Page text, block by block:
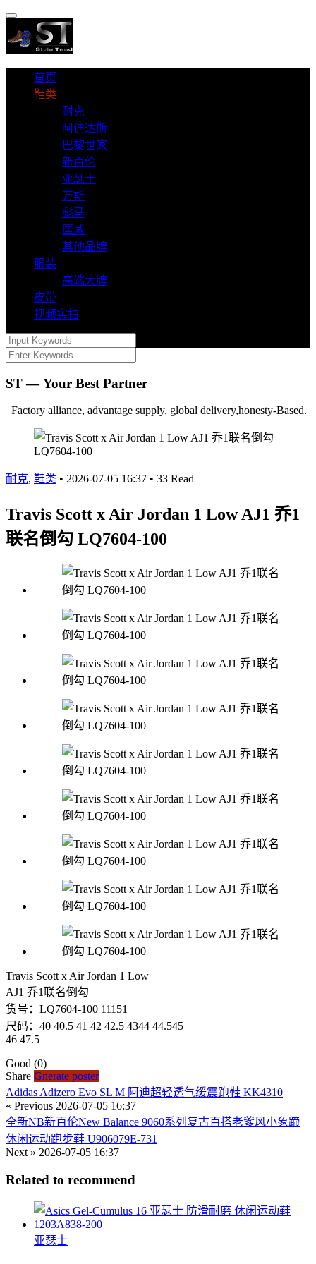
首页
鞋类
耐克
阿迪达斯
巴黎世家
新百伦
亚瑟士
万斯
彪马
匡威
其他品牌
服装
高端大牌
皮带
视频实拍
ST — Your Best Partner
Factory alliance, advantage supply, global delivery,honesty-Based.
耐克, 鞋类 • 2026-07-05 16:37 • 33 Read
Travis Scott x Air Jordan 1 Low AJ1 乔1
联名倒勾 LQ7604-100
Travis Scott x Air Jordan 1 Low
AJ1 乔1联名倒勾
货号：LQ7604-100 11151
尺码：40 40.5 41 42 42.5 4344 44.545
46 47.5
Good (0)
Share Gnerate poster
Adidas Adizero Evo SL M 阿迪超轻透气缓震跑鞋 KK4310
« Previous 2026-07-05 16:37
全新NB新百伦New Balance 9060系列复古百搭老爹风小象蹄
休闲运动跑步鞋 U906079E-731
Next » 2026-07-05 16:37
Related to recommend
亚瑟士